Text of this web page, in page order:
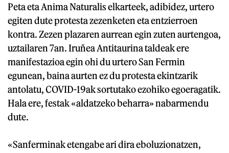
Peta eta Anima Naturalis elkarteek, adibidez, urtero
egiten dute protesta zezenketen eta entzierroen
kontra. Zezen plazaren aurrean egin zuten aurtengoa,
uztailaren 7an. Iruñea Antitaurina taldeak ere
manifestazioa egin ohi du urtero San Fermin
egunean, baina aurten ez du protesta ekintzarik
antolatu, COVID-19ak sortutako ezohiko egoeragatik.
Hala ere, festak «aldatzeko beharra» nabarmendu
dute.
«Sanferminak etengabe ari dira eboluzionatzen,